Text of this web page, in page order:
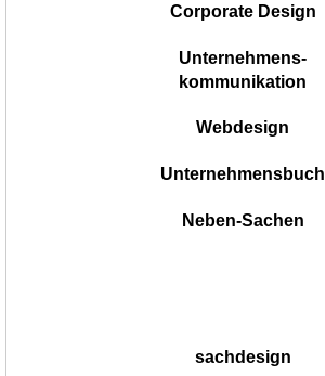
Corporate Design
Unternehmens-
kommunikation
Webdesign
Unternehmensbuch
Neben-Sachen
sachdesign